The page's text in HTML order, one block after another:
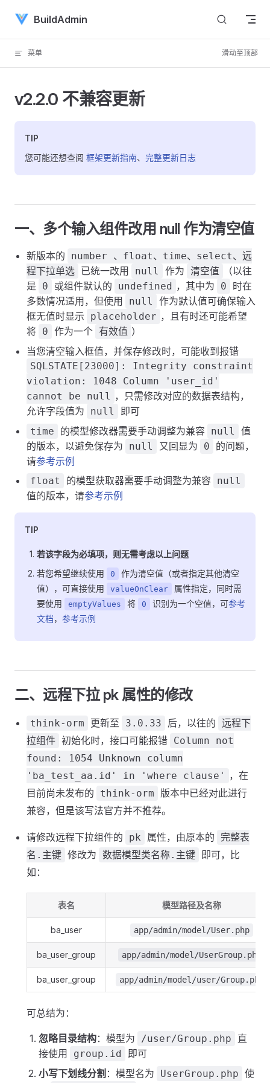
Skip to content
BuildAdmin
菜单 滑动至顶部
v2.2.0 不兼容更新
TIP
您可能还想查阅 框架更新指南、 完整更新日志
一、多个输入组件改用 null 作为清空值
新版本的
number 、float、time、select、远
程下拉单选 已统一改用 null 作为 清空值
（以往
是
0 或组件默认的 undefined ，其中为 0
时在
多数情况适用，但使用
null
作为默认值可确保输入
框无值时显示
placeholder ，且有时还可能希望
将 0 作为一个 有效值 ）
当您清空输入框值，并保存修改时，可能收到报错
SQLSTATE[23000]: Integrity constraint
violation: 1048 Column 'user_id'
cannot be null ，只需修改对应的数据表结构，
允许字段值为
null 即可
time 的模型修改器需要手动调整为兼容 null
值
的版本，以避免保存为
null 又回显为 0
的问题，
请参考示例
float 的模型获取器需要手动调整为兼容 null
值的版本，请参考示例
TIP
若该字段为必填项，则无需考虑以上问题
若您希望继续使用
0
作为清空值（或者指定其他清空
值），可直接使用
valueOnClear
属性指定，同时需
要使用
emptyValues 将 0 识别为一个空值，可参考
文档， 参考示例
二、远程下拉 pk 属性的修改
think-orm 更新至 3.0.33 后，以往的 远程下
拉组件 初始化时，接口可能报错 Column not
found: 1054 Unknown column
'ba_test_aa.id' in 'where clause'
，在
目前尚未发布的
think-orm
版本中已经对此进行
兼容，但是该写法官方并不推荐。
请修改远程下拉组件的 pk 属性，由原本的
完整表
名.主键 修改为 数据模型类名称.主键 即可，比
如：
表名 模型路径及名称
ba_user app/admin/model/User.php
ba_user_group app/admin/model/UserGroup.php
ba_user_group app/admin/model/user/Group.php
可总结为：
忽略目录结构：模型为 /user/Group.php
直
接使用
group.id
即可
小写下划线分割 ：模型名为 UserGroup.php 使